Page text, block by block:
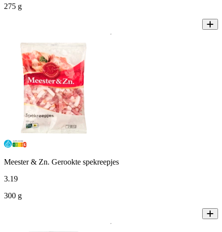
275 g
Meester & Zn. Gerookte spekreepjes
3.19
300 g